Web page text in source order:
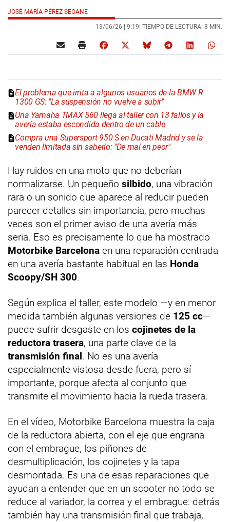
JOSÉ MARÍA PÉREZ-SEOANE
13/06/26 | 9:19 | TIEMPO DE LECTURA: 8 MIN.
El problema que irrita a algunos usuarios de la BMW R
1300 GS: "La suspensión no vuelve a subir"
Una Yamaha TMAX 560 llega al taller con 13 fallos y la
avería estaba escondida dentro de un cable
Compra una Supersport 950 S en Ducati Madrid y se la
venden limitada sin saberlo: "De mal en peor"
Hay ruidos en una moto que no deberían
normalizarse. Un pequeño silbido, una vibración
rara o un sonido que aparece al reducir pueden
parecer detalles sin importancia, pero muchas
veces son el primer aviso de una avería más
seria. Eso es precisamente lo que ha mostrado
Motorbike Barcelona en una reparación centrada
en una avería bastante habitual en las Honda
Scoopy/SH 300.
Según explica el taller, este modelo —y en menor
medida también algunas versiones de 125 cc—
puede sufrir desgaste en los cojinetes de la
reductora trasera, una parte clave de la
transmisión final. No es una avería
especialmente vistosa desde fuera, pero sí
importante, porque afecta al conjunto que
transmite el movimiento hacia la rueda trasera.
En el vídeo, Motorbike Barcelona muestra la caja
de la reductora abierta, con el eje que engrana
con el embrague, los piñones de
desmultiplicación, los cojinetes y la tapa
desmontada. Es una de esas reparaciones que
ayudan a entender que en un scooter no todo se
reduce al variador, la correa y el embrague: detrás
también hay una transmisión final que trabaja,